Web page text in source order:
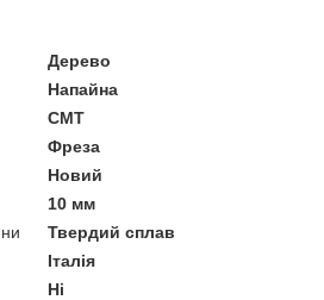
Дерево
Напайна
СМТ
Фреза
Новий
10 мм
Твердий сплав
Італія
Ні